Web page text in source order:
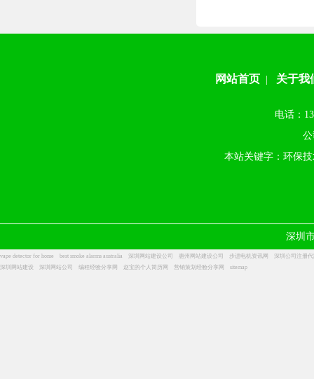
网站首页 关于我
电话：
本站关键字：环保
深圳
vape detector for home best smoke alarms australia 深圳网站建设公司 惠州网站建设公司 步进电机资讯网
深圳公司注册
深圳网站建设
深圳网站公司 编程经验分享网 赵宝的个人简历网 营销策划经验分享网 sitemap